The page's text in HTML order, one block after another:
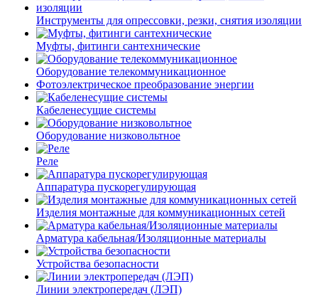
Инструменты для опрессовки, резки, снятия изоляции
Муфты, фитинги сантехнические
Оборудование телекоммуникационное
Фотоэлектрическое преобразование энергии
Кабеленесущие системы
Оборудование низковольтное
Реле
Аппаратура пускорегулирующая
Изделия монтажные для коммуникационных сетей
Арматура кабельная/Изоляционные материалы
Устройства безопасности
Линии электропередач (ЛЭП)